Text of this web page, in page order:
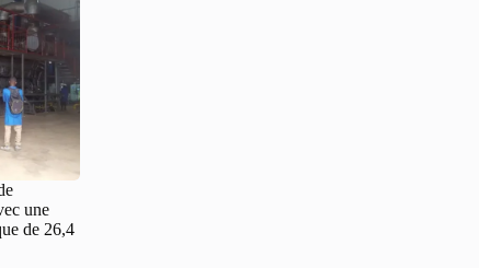
une
de 26,4